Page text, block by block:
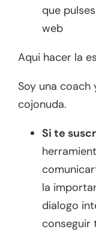
que
web
Aqui hacer la
Soy una
cojonuda.
Si te
la
dialogo
conseguir